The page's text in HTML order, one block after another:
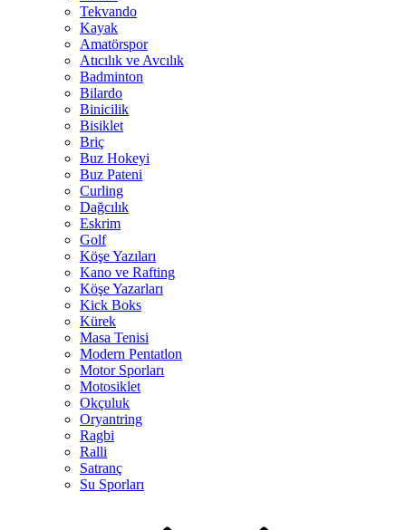
Tekvando
Kayak
Amatörspor
Atıcılık ve Avcılık
Badminton
Bilardo
Binicilik
Bisiklet
Briç
Buz Hokeyi
Buz Pateni
Curling
Dağcılık
Eskrim
Golf
Köşe Yazıları
Kano ve Rafting
Köşe Yazarları
Kick Boks
Kürek
Masa Tenisi
Modern Pentatlon
Motor Sporları
Motosiklet
Okçuluk
Oryantring
Ragbi
Ralli
Satranç
Su Sporları